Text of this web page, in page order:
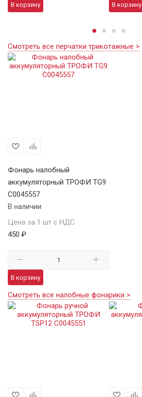
В корзину В корзину
Смотреть все перчатки трикотажные >
Фонарь налобный
аккумуляторный ТРОФИ TG9
C0045557
В наличии
Цена за 1 шт с НДС
450 ₽
В корзину
Смотреть все налобные фонарики >